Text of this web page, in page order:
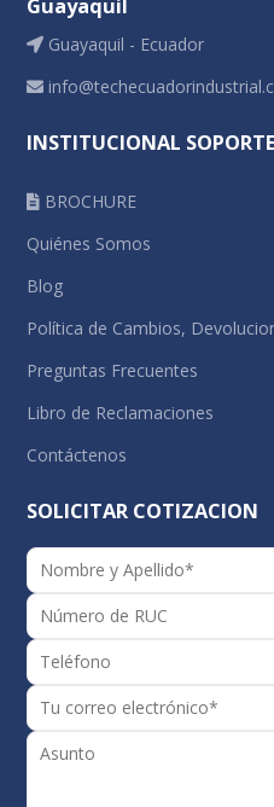
Guayaquil
Guayaquil - Ecuador
INSTITUCIONAL SOPORTE
BROCHURE
Quiénes Somos
Blog
Política de Cambios,
Preguntas Frecuentes
Libro de Reclamaciones
Contáctenos
SOLICITAR COTIZACION